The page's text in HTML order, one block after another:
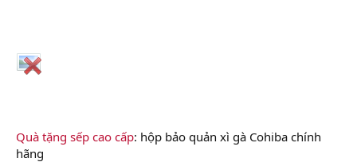
Quà tặng sếp cao cấp: hộp bảo quản xì gà Cohiba chính
hãng